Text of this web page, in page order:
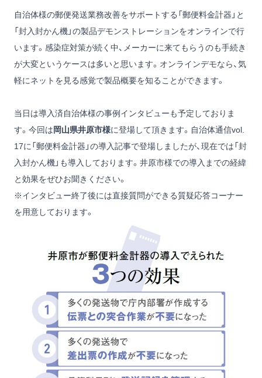
自治体様の郵便発送業務改善をサポートする「郵便料金計器」と
「封入封かん機」の製品デモンストレーションをオンラインで行
います。感染症対策が続く中、メーカーに来てもらうのも手続き
が大変というケースは多いと思います。オンラインデモなら、気
軽にネットを見る感覚で製品概要を知ることができます。
当日は導入済自治体様の事例インタビューも予定しておりま
す。今回は岡山県井原市様に登場して頂きます。自治体通信vol.
17に「郵便料金計器」の導入記事で登場しましたが、現在では「封
入封かん機」も導入しております。井原市様での導入までの経緯
と効果をぜひお聞きください。
※インタビュー終了後には直接質問ができる質疑応答コーナー
を用意しております。